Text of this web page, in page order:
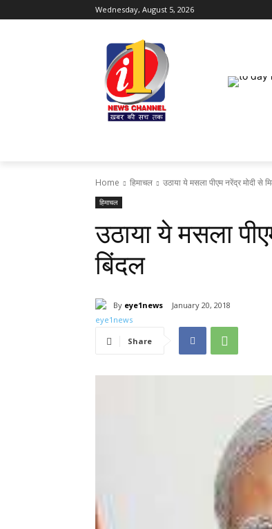
Wednesday, August 5, 2026
Home हिमाचल उठाया ये मसला पीएम नरेंद्र मोदी से
हिमाचल
उठाया ये मसला
बिंदल
By eye1news January 20, 2018
Share